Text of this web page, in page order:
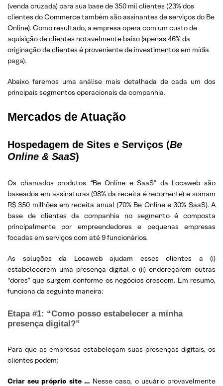
(venda cruzada) para sua base de 350 mil clientes (23% dos
clientes do Commerce também são assinantes de serviços do Be
Online). Como resultado, a empresa opera com um custo de
aquisição de clientes notavelmente baixo (apenas 46% da
originação de clientes é proveniente de investimentos em mídia
paga).
Abaixo faremos uma análise mais detalhada de cada um dos
principais segmentos operacionais da companhia.
Mercados de Atuação
Hospedagem de Sites e Serviços (Be
Online & SaaS)
Os chamados produtos “Be Online e SaaS” da Locaweb são
baseados em assinaturas (98% da receita é recorrente) e somam
R$ 350 milhões em receita anual (70% Be Online e 30% SaaS). A
base de clientes da companhia no segmento é composta
principalmente por empreendedores e pequenas empresas
focadas em serviços com até 9 funcionários.
As soluções da Locaweb ajudam esses clientes a (i)
estabelecerem uma presença digital e (ii) endereçarem outras
“dores” que surgem conforme os negócios crescem. Em resumo,
funciona da seguinte maneira:
Etapa #1: “Como posso estabelecer a minha
presença digital?”
Para que as empresas estabeleçam suas presenças digitais, os
clientes podem:
Criar seu próprio site … Nesse caso, o usuário provavelmente